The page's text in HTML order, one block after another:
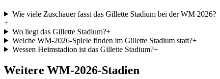
Wie viele Zuschauer fasst das Gillette Stadium bei der WM 2026?
+
Wo liegt das Gillette Stadium?+
Welche WM-2026-Spiele finden im Gillette Stadium statt?+
Wessen Heimstadion ist das Gillette Stadium?+
Weitere WM-2026-Stadien